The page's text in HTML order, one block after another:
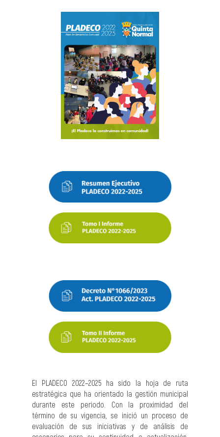
El PLADECO 2022–2025 ha sido la hoja de ruta
estratégica que ha orientado la gestión municipal
durante este periodo. Con la proximidad del
término de su vigencia, se inició un proceso de
evaluación de sus iniciativas y de análisis de